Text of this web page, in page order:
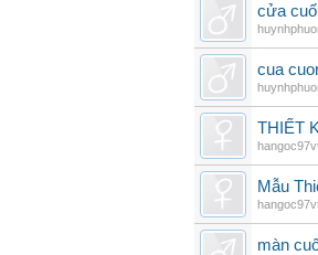
cửa
cua
THIẾT
Mẫu
màn